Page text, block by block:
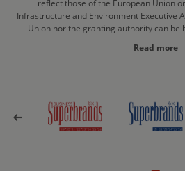
reflect those of the European Union
Infrastructure and Environment Executive
Union nor the granting authority can be
Read more